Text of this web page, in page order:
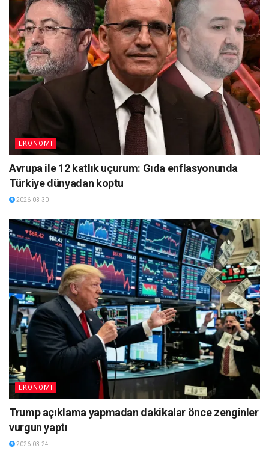
EKONOMI
Avrupa ile 12 katlık uçurum: Gıda enflasyonunda
Türkiye dünyadan koptu
2026-03-30
EKONOMI
Trump açıklama yapmadan dakikalar önce zenginler
vurgun yaptı
2026-03-24